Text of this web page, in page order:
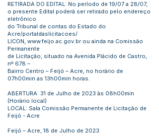
RETIRADA DO EDITAL: No período de 19/07 a 28/07,
o presente Edital poderá ser retirado pelo endereço
eletrônico
do Tribunal de contas do Estado do
Acre/portaldaslicitacoes/
LICON, www.feijo.ac.gov.br ou ainda na Comissão
Permanente
de Licitação, situado na Avenida Plácido de Castro,
nº 678 –
Bairro Centro – Feijó – Acre, no horário de
07h00min as 13h00min horas.
ABERTURA: 31 de Julho de 2023 às 08h00min
(Horário local)
LOCAL: Sala Comissão Permanente de Licitação de
Feijó - Acre
Feijó – Acre, 18 de Julho de 2023.